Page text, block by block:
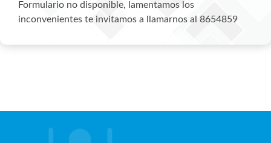
Formulario no disponible, lamentamos los
inconvenientes te invitamos a llamarnos al 8654859